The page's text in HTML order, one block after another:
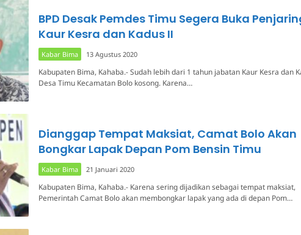
BPD Desak Pemdes Timu Segera Buka
Kaur Kesra dan Kadus II
Kabar Bima 13 Agustus 2020
Kabupaten Bima, Kahaba.- Sudah lebih dari 1 tahun jabatan Kaur Kesra dan
Desa Timu Kecamatan Bolo kosong. Karena…
Dianggap Tempat Maksiat, Camat Bolo Akan
Bongkar Lapak Depan Pom Bensin Timu
Kabar Bima 21 Januari 2020
Kabupaten Bima, Kahaba.- Karena sering dijadikan sebagai tempat maksiat,
Pemerintah Camat Bolo akan membongkar lapak yang ada di depan Pom…